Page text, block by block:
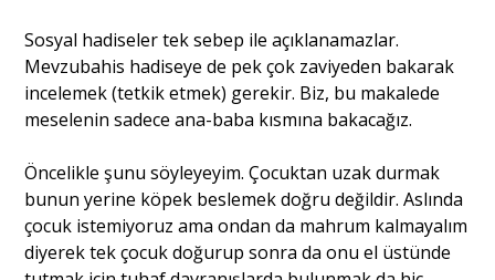
Ankara Analiz
Sağlık
Sosyal hadiseler tek sebep ile açıklanamazlar.
Mevzubahis hadiseye de pek çok zaviyeden bakarak
incelemek (tetkik etmek) gerekir. Biz, bu makalede
meselenin sadece ana-baba kısmına bakacağız.
Öncelikle şunu söyleyeyim. Çocuktan uzak durmak
bunun yerine köpek beslemek doğru değildir. Aslında
çocuk istemiyoruz ama ondan da mahrum kalmayalım
diyerek tek çocuk doğurup sonra da onu el üstünde